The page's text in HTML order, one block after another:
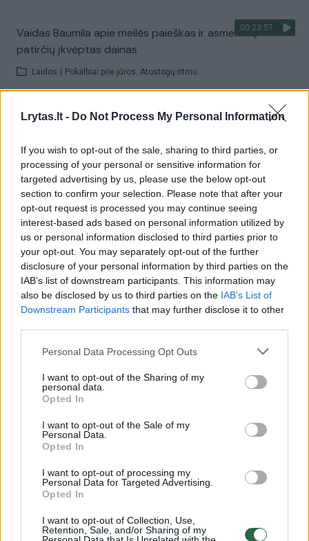
Lrytas.lt - Do Not Process My Personal Information
If you wish to opt-out of the sale, sharing to third parties, or
processing of your personal or sensitive information for
targeted advertising by us, please use the below opt-out
section to confirm your selection. Please note that after your
opt-out request is processed you may continue seeing
interest-based ads based on personal information utilized by
us or personal information disclosed to third parties prior to
your opt-out. You may separately opt-out of the further
disclosure of your personal information by third parties on the
IAB’s list of downstream participants. This information may
also be disclosed by us to third parties on the IAB’s List of
Downstream Participants that may further disclose it to other
Personal Data Processing Opt Outs
I want to opt-out of the Sharing of my
personal data.
Opted In
I want to opt-out of the Sale of my
Personal Data.
Opted In
I want to opt-out of processing my
Personal Data for Targeted Advertising.
Opted In
I want to opt-out of Collection, Use,
Retention, Sale, and/or Sharing of my
00:23:57
Vaidas Baumila apie meilės paieškas ir asmeninių
patirčių įkvėptas dainas
Laidos Pokalbiai prie jūros. Atostogų ritmu
00:00:40
Dronai Vokietijoje kelia vis daugiau klausimų: du
Pasaulis
Visi įrašai
Žiūrimiausi įrašai
00:00:30
Savaitės vidurys nusimato karštas: temperatūra kils iki
32 laipsnių šilumos
Žinios | Orai
V. Zalužno pasisakymą laiko bandymu įsitvirtinti
Laidos | Nauja diena